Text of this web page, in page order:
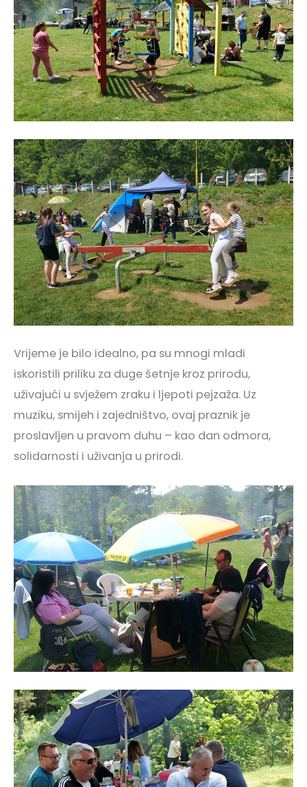
Vrijeme je bilo idealno, pa su mnogi mladi
iskoristili priliku za duge šetnje kroz prirodu,
uživajući u svježem zraku i ljepoti pejzaža. Uz
muziku, smijeh i zajedništvo, ovaj praznik je
proslavljen u pravom duhu – kao dan odmora,
solidarnosti i uživanja u prirodi.